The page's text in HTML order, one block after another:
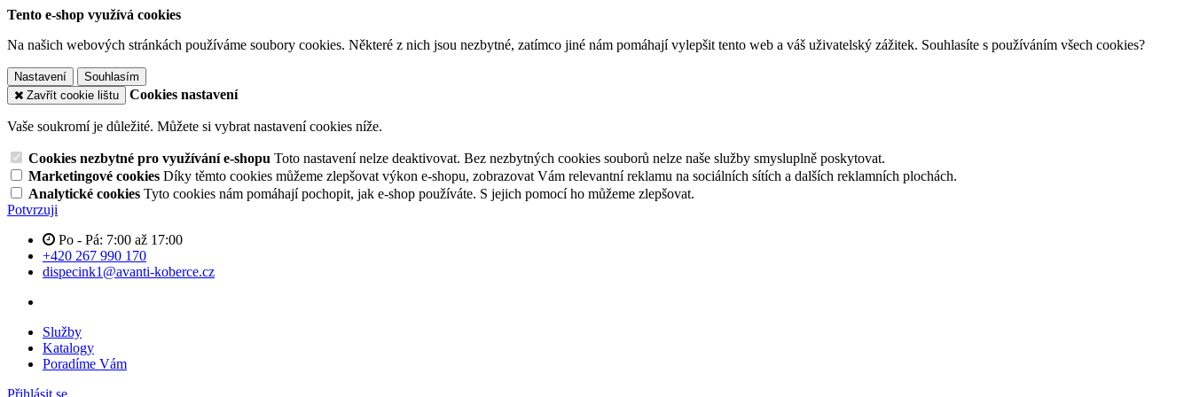
Tento e-shop využívá cookies
Na našich webových stránkách používáme soubory cookies. Některé z nich jsou nezbytné, zatímco jiné nám pomáhají vylepšit tento web a váš uživatelský zážitek. Souhlasíte s používáním všech cookies?
Nastavení
Souhlasím
Zavřít cookie lištu
Cookies nastavení
Vaše soukromí je důležité. Můžete si vybrat nastavení cookies níže.
Cookies nezbytné pro využívání e-shopu Toto nastavení nelze deaktivovat. Bez nezbytných cookies souborů nelze naše služby smysluplně poskytovat.
Marketingové cookies Díky těmto cookies můžeme zlepšovat výkon e-shopu, zobrazovat Vám relevantní reklamu na sociálních sítích a dalších reklamních plochách.
Analytické cookies Tyto cookies nám pomáhají pochopit, jak e-shop používáte. S jejich pomocí ho můžeme zlepšovat.
Potvrzuji
Po - Pá: 7:00 až 17:00
+420 267 990 170
dispecink1@avanti-koberce.cz
Služby
Katalogy
Poradíme Vám
Přihlásit se